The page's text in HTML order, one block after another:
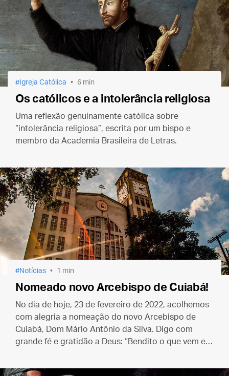
Igreja Católica 6 min
Os católicos e a intolerância religiosa
Uma reflexão genuinamente católica sobre
“intolerância religiosa”, escrita por um bispo e
membro da Academia Brasileira de Letras.
Notícias 1 min
Nomeado novo Arcebispo de Cuiabá!
No dia de hoje, 23 de fevereiro de 2022, acolhemos
com alegria a nomeação do novo Arcebispo de
Cuiabá, Dom Mário Antônio da Silva. Digo com
grande fé e gratidão a Deus: “Bendito o que vem em